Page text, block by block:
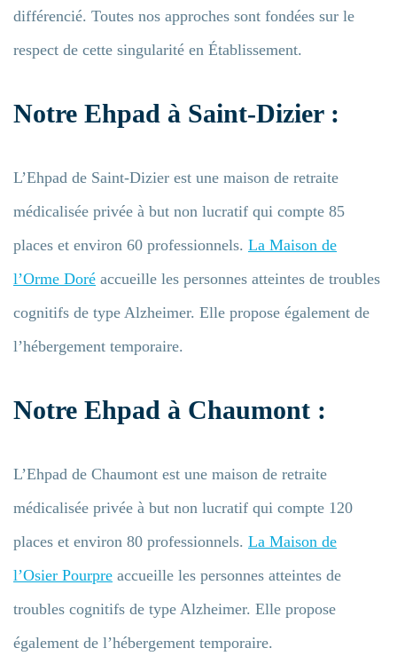
Entrez votre recherche
différencié. Toutes nos approches sont fondées sur le
respect de cette singularité en Établissement.
Notre Ehpad à Saint-Dizier :
L’Ehpad de Saint-Dizier est une maison de retraite
médicalisée privée à but non lucratif qui compte 85
places et environ 60 professionnels. La Maison de
l’Orme Doré accueille les personnes atteintes de troubles
cognitifs de type Alzheimer. Elle propose également de
l’hébergement temporaire.
Notre Ehpad à Chaumont :
L’Ehpad de Chaumont est une maison de retraite
médicalisée privée à but non lucratif qui compte 120
places et environ 80 professionnels. La Maison de
l’Osier Pourpre accueille les personnes atteintes de
troubles cognitifs de type Alzheimer. Elle propose
également de l’hébergement temporaire.